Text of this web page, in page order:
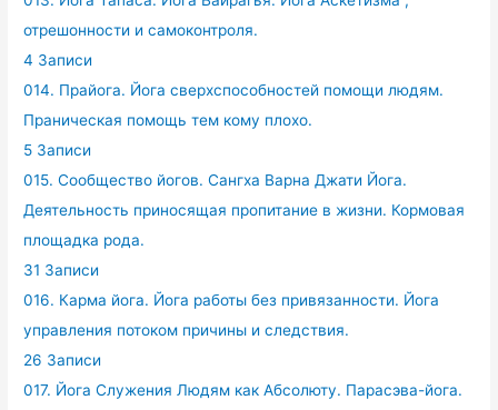
отрешонности и самоконтроля.
4 Записи
014. Прайога. Йога сверхспособностей помощи людям.
Праническая помощь тем кому плохо.
5 Записи
015. Сообщество йогов. Сангха Варна Джати Йога.
Деятельность приносящая пропитание в жизни. Кормовая
площадка рода.
31 Записи
016. Карма йога. Йога работы без привязанности. Йога
управления потоком причины и следствия.
26 Записи
017. Йога Служения Людям как Абсолюту. Парасэва-йога.